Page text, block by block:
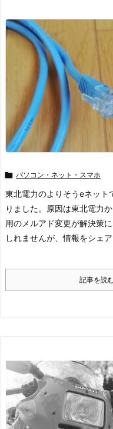
 パソコン・ネット・スマホ
東北電力のよりそうeネット
りました。原因は東北電力
用のメルアド変更が解決策
しれませんが、情報をシェ
記事を読